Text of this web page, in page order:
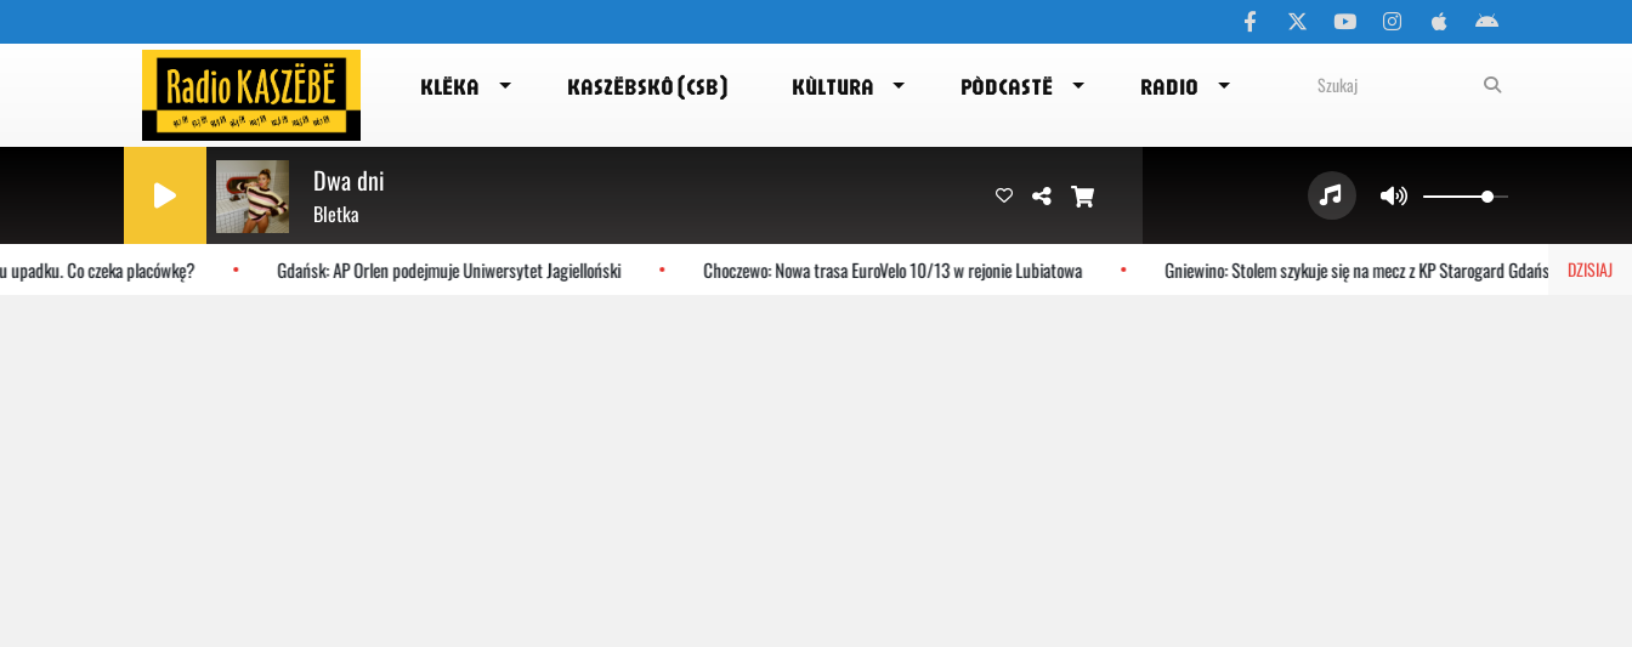
KLËKA KASZËBSKÔ (CSB) KÙLTURA PÒDCASTË RADIO
Dwa dni
Bletka
DZISIAJ
Co czeka placówkę? Gdańsk: AP Orlen podejmuje Uniwersytet Jagielloński Choczewo: Nowa trasa EuroVelo 10/13 w rejonie Lubiatowa Gniewino: Stolem szykuje się na mecz z KP Starogard Gdański